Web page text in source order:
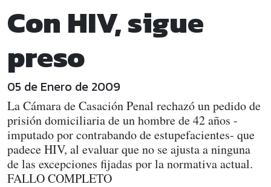
Con HIV, sigue
preso
05 de Enero de 2009
La Cámara de Casación Penal rechazó un pedido de
prisión domiciliaria de un hombre de 42 años -
imputado por contrabando de estupefacientes- que
padece HIV, al evaluar que no se ajusta a ninguna
de las excepciones fijadas por la normativa actual.
FALLO COMPLETO